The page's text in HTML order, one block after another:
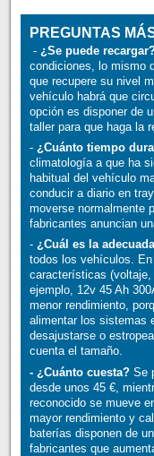
PREGUNTAS
- ¿Se puede
condiciones, lo mismo
que recupere su nivel
vehículo habrá que
opción es disponer de
taller para que haga la
- ¿Cuánto tiempo
climatología a que ha
habitual del vehículo
conducir a diario en
moverse normalmente
fabricantes anuncian
- ¿Cuál es la
todos los vehículos.
características (voltaje,
ejemplo, 12v 45 Ah
menor rendimiento,
alimentar los sistemas
desajustarse o
cuenta el tamaño.
- ¿Cuánto cuesta?Se
desde unos 45 €,
reconocido se mueve
mayor rendimiento y
baterías disponen de
fabricantes que